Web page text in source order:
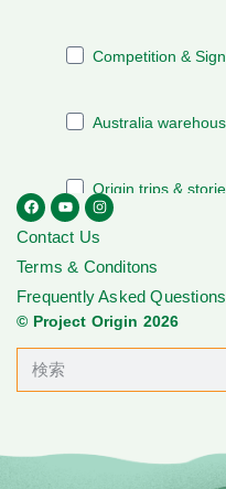
Contact Us
Terms & Conditons
Frequently Asked Questions
© Project Origin 2026